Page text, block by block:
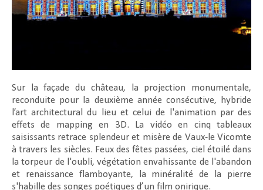
Sur la façade du château, la projection monumentale,
reconduite pour la deuxième année consécutive, hybride
l’art architectural du lieu et celui de l'animation par des
effets de mapping en 3D. La vidéo en cinq tableaux
saisissants retrace splendeur et misère de Vaux-le Vicomte
à travers les siècles. Feux des fêtes passées, ciel étoilé dans
la torpeur de l'oubli, végétation envahissante de l'abandon
et renaissance flamboyante, la minéralité de la pierre
s'habille des songes poétiques d’un film onirique.